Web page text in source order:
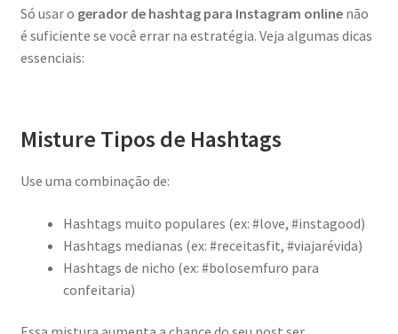
Só usar o gerador de hashtag para Instagram onlinenão
é suficiente se você errar na estratégia. Veja algumas dicas
essenciais:
Misture Tipos de Hashtags
Use uma combinação de:
Hashtags muito populares (ex: #love, #instagood)
Hashtags medianas (ex: #receitasfit, #viajarévida)
Hashtags de nicho (ex: #bolosemfuro para
confeitaria)